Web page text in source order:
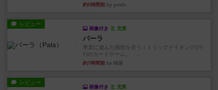
約5時間前 by yuishi
レビュー
画像付き 充実
パーラ
率直に遊んだ感想を言う！トリックテイキング(ﾄﾘ
ﾃ)のカードゲーム。 ...
約7時間前 by 鳴屋
レビュー
画像付き 充実